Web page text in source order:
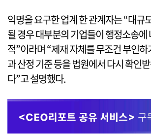
익명을 요구한 업계 한 관계자는 “대규
될 경우 대부분의 기업들이 행정소송에
적”이라며 “제재 자체를 무조건 부인
과 산정 기준 등을 법원에서 다시 확인
다”고 설명했다.